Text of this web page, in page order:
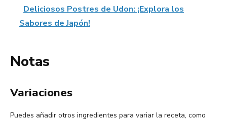
Deliciosos Postres de Udon: ¡Explora los
Sabores de Japón!
Notas
Variaciones
Puedes añadir otros ingredientes para variar la receta, como